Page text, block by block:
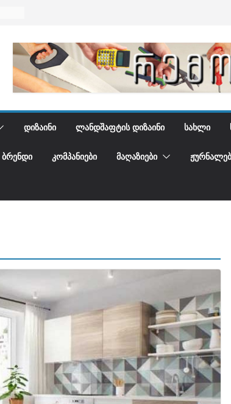
ᲓᲘᲖᲐᲘᲜᲘ ᲚᲐᲜᲓᲨᲐᲤᲢᲘᲡ ᲓᲘᲖᲐᲘᲜᲘ ᲡᲐᲮᲚᲘ
ᲑᲠᲔᲜᲓᲘ ᲙᲝᲛᲞᲐᲜᲘᲔᲑᲘ ᲛᲐᲦᲐᲖᲘᲔᲑᲘ